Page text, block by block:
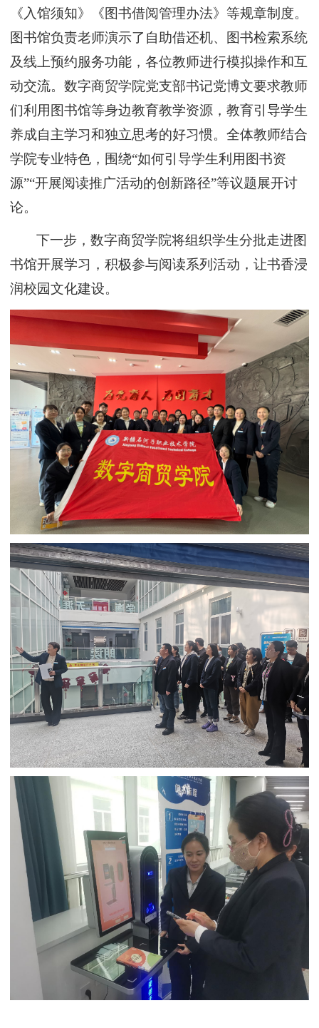
《入馆须知》《图书借阅管理办法》等规章制度。
图书馆负责老师演示了自助借还机、图书检索系统
及线上预约服务功能，各位教师进行模拟操作和互
动交流。数字商贸学院党支部书记党博文要求教师
们利用图书馆等身边教育教学资源，教育引导学生
养成自主学习和独立思考的好习惯。全体教师结合
学院专业特色，围绕“如何引导学生利用图书资
源”“开展阅读推广活动的创新路径”等议题展开讨
论。
下一步，数字商贸学院将组织学生分批走进图
书馆开展学习，积极参与阅读系列活动，让书香浸
润校园文化建设。